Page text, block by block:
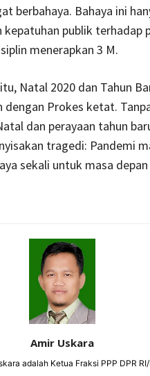
berbahaya. Bahaya ini
kepatuhan publik terhadap
menerapkan 3 M.
Natal 2020 dan Tahun
dengan Prokes ketat.
dan perayaan tahun
tragedi: Pandemi
sekali untuk masa
Amir Uskara
adalah Ketua Fraksi PPP DPR